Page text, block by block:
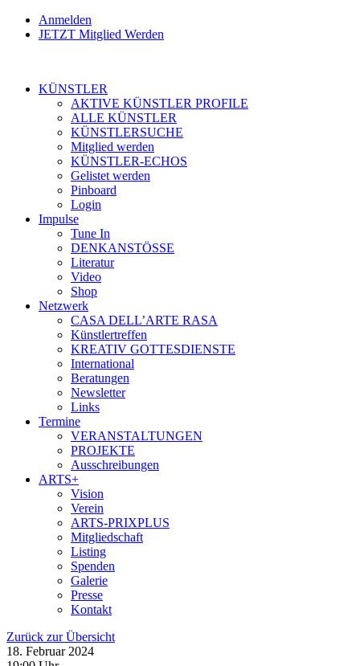
Anmelden
JETZT Mitglied Werden
KÜNSTLER
AKTIVE KÜNSTLER PROFILE
ALLE KÜNSTLER
KÜNSTLERSUCHE
Mitglied werden
KÜNSTLER-ECHOS
Gelistet werden
Pinboard
Login
Impulse
Tune In
DENKANSTÖSSE
Literatur
Video
Shop
Netzwerk
CASA DELL’ARTE RASA
Künstlertreffen
KREATIV GOTTESDIENSTE
International
Beratungen
Newsletter
Links
Termine
VERANSTALTUNGEN
PROJEKTE
Ausschreibungen
ARTS+
Vision
Verein
ARTS-PRIXPLUS
Mitgliedschaft
Listing
Spenden
Galerie
Presse
Kontakt
Zurück zur Übersicht
18. Februar 2024